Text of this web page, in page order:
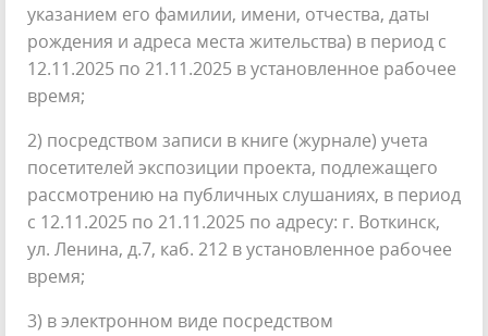
указанием его фамилии, имени, отчества, даты
рождения и адреса места жительства) в период с
12.11.2025 по 21.11.2025 в установленное рабочее
время;
2) посредством записи в книге (журнале) учета
посетителей экспозиции проекта, подлежащего
рассмотрению на публичных слушаниях, в период
с 12.11.2025 по 21.11.2025 по адресу: г. Воткинск,
ул. Ленина, д.7, каб. 212 в установленное рабочее
время;
3) в электронном виде посредством